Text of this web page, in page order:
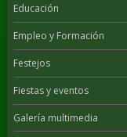
Educación
Empleo y Formación
Festejos
Fiestas y eventos
Galería multimedia